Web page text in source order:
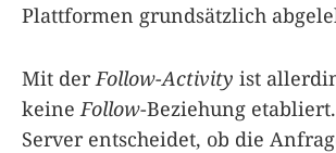
Plattformen grundsätzlich
Mit der Follow-Activity ist
keine Follow-Beziehung
Server entscheidet, ob die